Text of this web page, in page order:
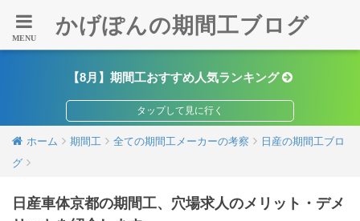
かげぽんの期間工ブログ
【8月】期間工おすすめ人気ランキング
ホーム 期間工 全ての期間工メーカーの考察
日産の期間工ブロ
グ
日産車体京都の期間工、穴場求人のメリット・デメ